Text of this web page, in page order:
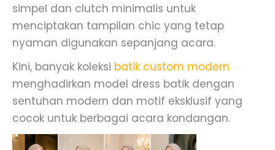
simpel dan clutch minimalis untuk
menciptakan tampilan chic yang tetap
nyaman digunakan sepanjang acara.
Kini, banyak koleksi batik custom modern
menghadirkan model dress batik dengan
sentuhan modern dan motif eksklusif yang
cocok untuk berbagai acara kondangan.